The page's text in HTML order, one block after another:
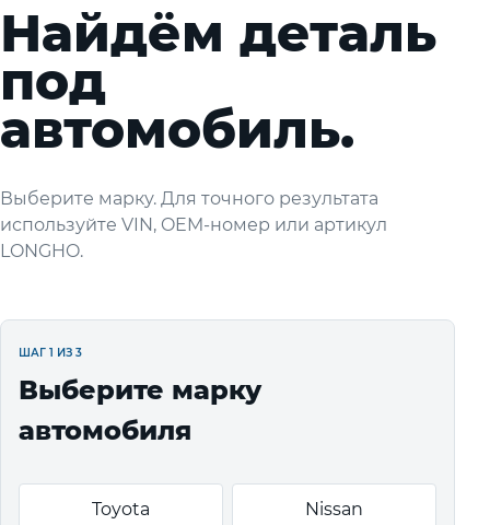
Найдём деталь
под
автомобиль.
Выберите марку. Для точного результата
используйте VIN, OEM-номер или артикул
LONGHO.
ШАГ 1 ИЗ 3
Выберите марку
автомобиля
Toyota Nissan